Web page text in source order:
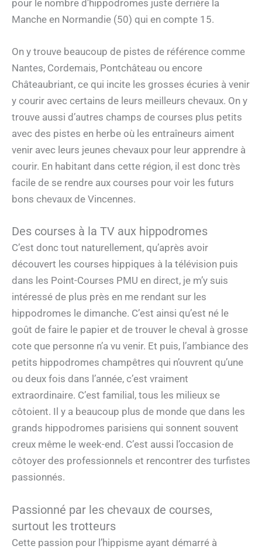
pour le nombre d’hippodromes juste derrière la
Manche en Normandie (50) qui en compte 15.
On y trouve beaucoup de pistes de référence comme
Nantes, Cordemais, Pontchâteau ou encore
Châteaubriant, ce qui incite les grosses écuries à venir
y courir avec certains de leurs meilleurs chevaux. On y
trouve aussi d’autres champs de courses plus petits
avec des pistes en herbe où les entraîneurs aiment
venir avec leurs jeunes chevaux pour leur apprendre à
courir. En habitant dans cette région, il est donc très
facile de se rendre aux courses pour voir les futurs
bons chevaux de Vincennes.
Des courses à la TV aux hippodromes
C’est donc tout naturellement, qu’après avoir
découvert les courses hippiques à la télévision puis
dans les Point-Courses PMU en direct, je m’y suis
intéressé de plus près en me rendant sur les
hippodromes le dimanche. C’est ainsi qu’est né le
goût de faire le papier et de trouver le cheval à grosse
cote que personne n’a vu venir. Et puis, l’ambiance des
petits hippodromes champêtres qui n’ouvrent qu’une
ou deux fois dans l’année, c’est vraiment
extraordinaire. C’est familial, tous les milieux se
côtoient. Il y a beaucoup plus de monde que dans les
grands hippodromes parisiens qui sonnent souvent
creux même le week-end. C’est aussi l’occasion de
côtoyer des professionnels et rencontrer des turfistes
passionnés.
Passionné par les chevaux de courses,
surtout les trotteurs
Cette passion pour l’hippisme ayant démarré à